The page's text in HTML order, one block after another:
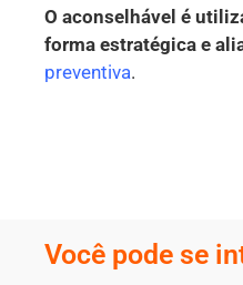
O aconselhável é
forma estratégica e
preventiva.
Você pode se